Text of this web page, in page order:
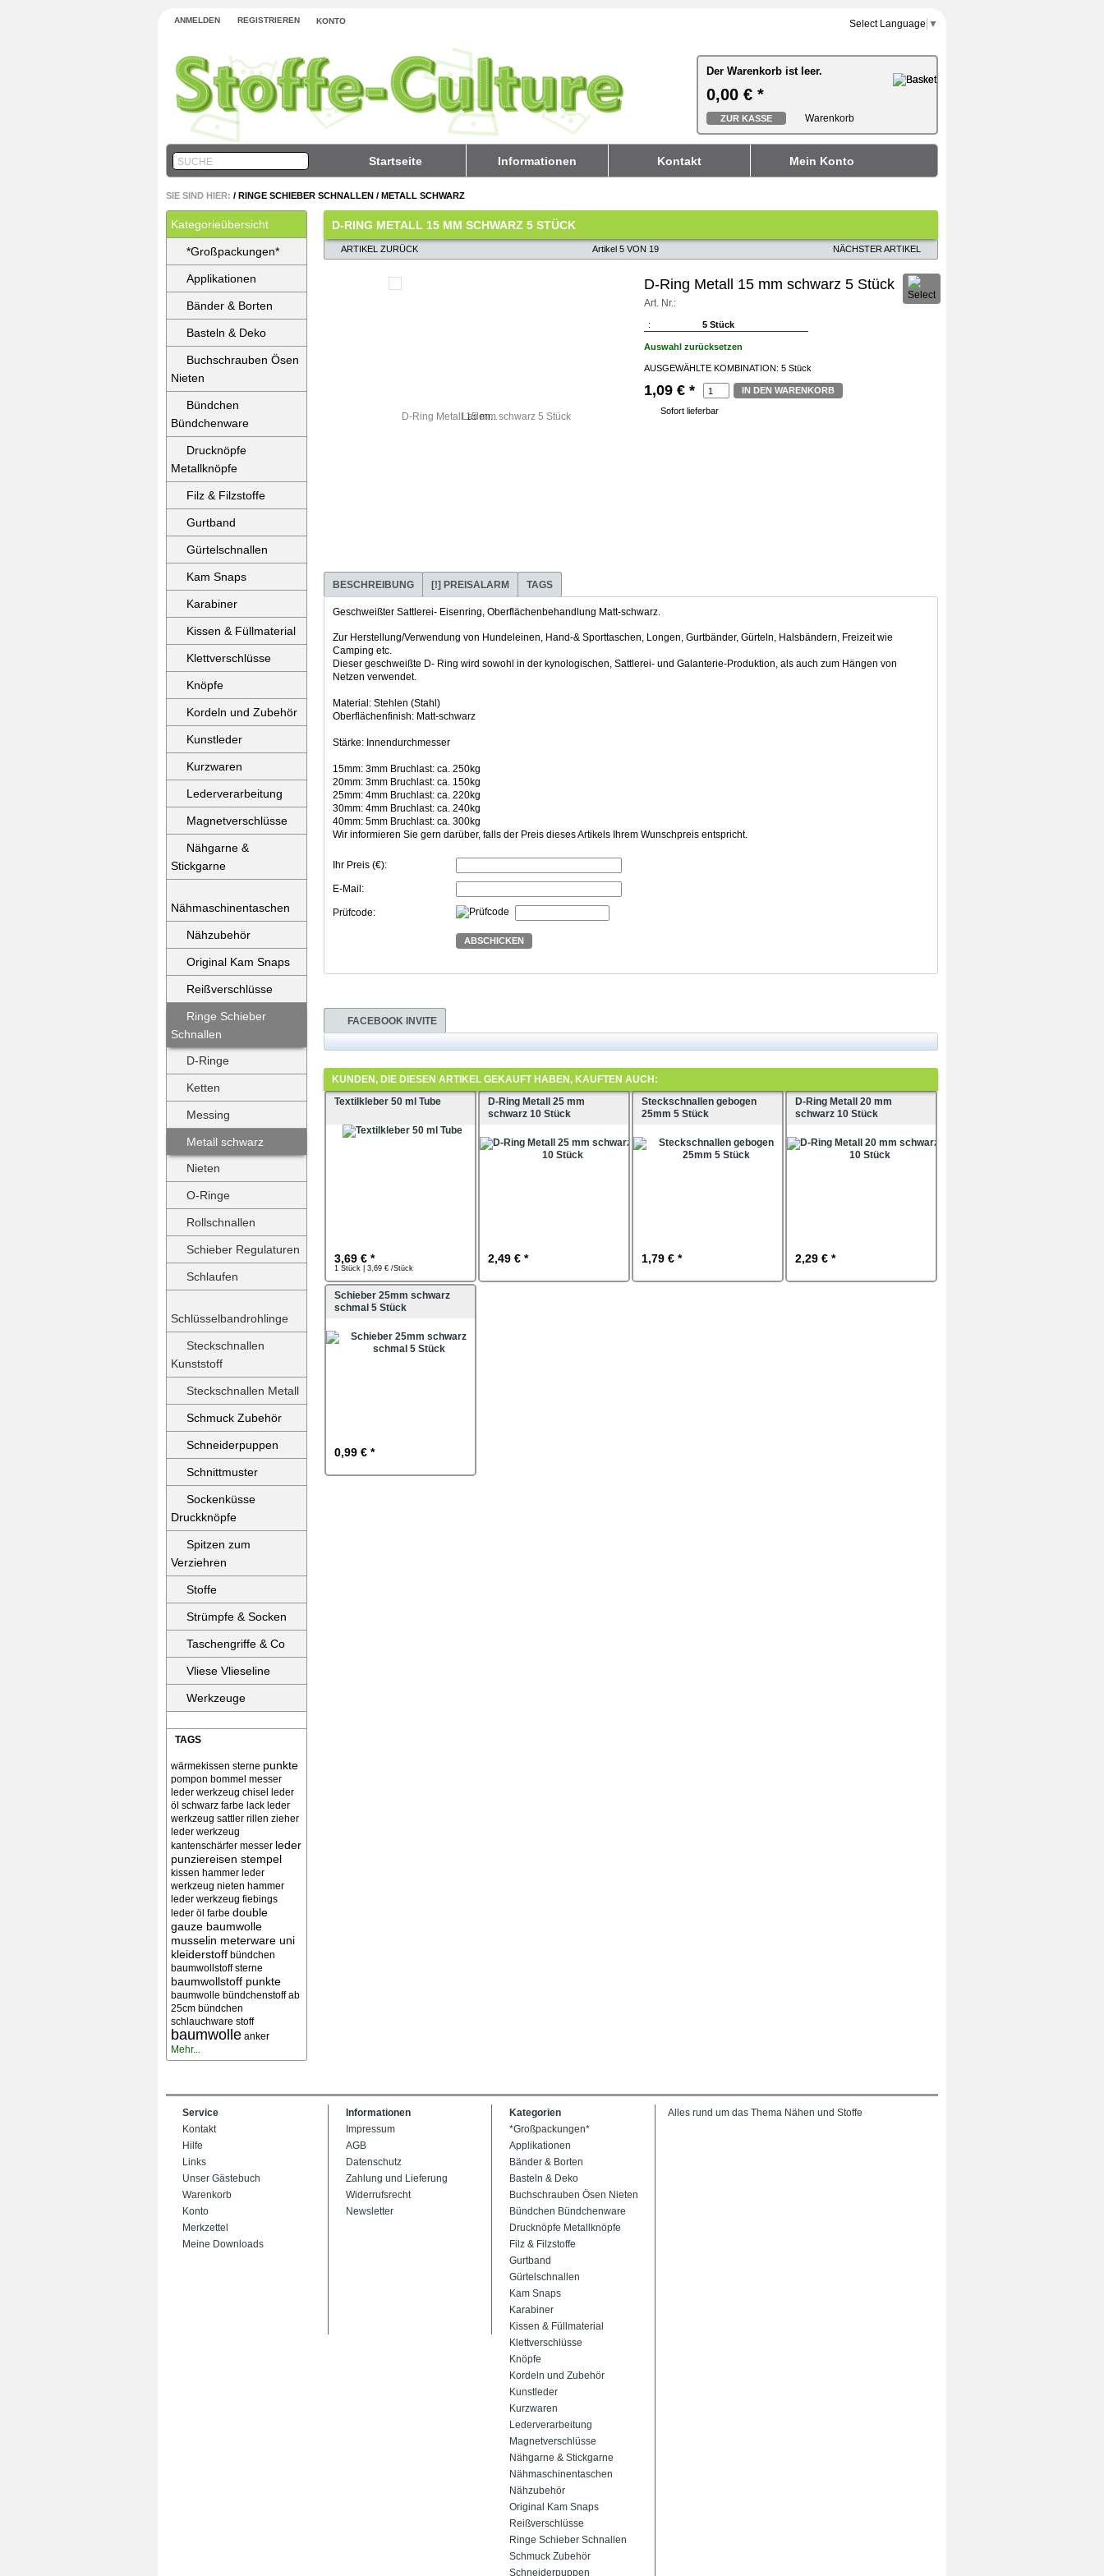
ANMELDEN REGISTRIEREN KONTO
Startseite Informationen Kontakt Mein Konto
Der Warenkorb ist leer.
0,00 € *
ZUR KASSE Warenkorb
Der Warenkorb ist leer.
0,00 € *
ZUR KASSE Warenkorb
SUCHE
Select Language ▼
SIE SIND HIER: / RINGE SCHIEBER SCHNALLEN / METALL SCHWARZ
Kategorieübersicht
*Großpackungen*
Applikationen
Bänder & Borten
Basteln & Deko
Buchschrauben Ösen
Nieten
Bündchen
Bündchenware
Drucknöpfe
Metallknöpfe
Filz & Filzstoffe
Gurtband
Gürtelschnallen
Kam Snaps
Karabiner
Kissen & Füllmaterial
Klettverschlüsse
Knöpfe
Kordeln und Zubehör
Kunstleder
Kurzwaren
Lederverarbeitung
Magnetverschlüsse
Nähgarne &
Stickgarne
Nähmaschinentaschen
Nähzubehör
Original Kam Snaps
Reißverschlüsse
Ringe Schieber
Schnallen
D-Ringe
Ketten
Messing
Metall schwarz
Nieten
O-Ringe
Rollschnallen
Schieber Regulaturen
Schlaufen
Schlüsselbandrohlinge
Steckschnallen
Kunststoff
Steckschnallen Metall
Schmuck Zubehör
Schneiderpuppen
Schnittmuster
Sockenküsse
Druckknöpfe
Spitzen zum
Verziehren
Stoffe
Strümpfe & Socken
Taschengriffe & Co
Vliese Vlieseline
Werkzeuge
TAGS
wärmekissen sterne punkte
pompon bommel messer
leder werkzeug chisel
leder
öl schwarz farbe lack leder
werkzeug sattler rillen zieher
leder werkzeug
kantenschärfer messer leder
punziereisen stempel
kissen hammer leder
werkzeug nieten hammer
leder werkzeug fiebings
leder öl farbe double
gauze baumwolle
musselin meterware uni
kleiderstoff bündchen
baumwollstoff sterne
baumwollstoff punkte
baumwolle bündchenstoff ab
25cm bündchen
schlauchware stoff
baumwolle anker
Mehr...
D-RING METALL 15 MM SCHWARZ 5 STÜCK
ARTIKEL ZURÜCK Artikel 5 VON 19 NÄCHSTER ARTIKEL
Laden...
D-Ring Metall 15 mm schwarz 5 Stück
Art. Nr.:
: 5 Stück
Auswahl zurücksetzen
AUSGEWÄHLTE KOMBINATION: 5 Stück
1,09 € * IN DEN WARENKORB
Sofort lieferbar
BESCHREIBUNG [!] PREISALARM TAGS
Geschweißter Sattlerei- Eisenring, Oberflächenbehandlung Matt-schwarz.
Zur Herstellung/Verwendung von Hundeleinen, Hand-& Sporttaschen, Longen, Gurtbänder, Gürteln, Halsbändern, Freizeit wie
Camping etc.
Dieser geschweißte D- Ring wird sowohl in der kynologischen, Sattlerei- und Galanterie-Produktion, als auch zum Hängen von
Netzen verwendet.
Material: Stehlen (Stahl)
Oberflächenfinish: Matt-schwarz
Stärke: Innendurchmesser
15mm: 3mm Bruchlast: ca. 250kg
20mm: 3mm Bruchlast: ca. 150kg
25mm: 4mm Bruchlast: ca. 220kg
30mm: 4mm Bruchlast: ca. 240kg
40mm: 5mm Bruchlast: ca. 300kg
Wir informieren Sie gern darüber, falls der Preis dieses Artikels Ihrem Wunschpreis entspricht.
Ihr Preis (€):
E-Mail:
Prüfcode:
ABSCHICKEN
FACEBOOK INVITE
KUNDEN, DIE DIESEN ARTIKEL GEKAUFT HABEN, KAUFTEN AUCH:
Textilkleber 50 ml Tube
3,69 € *
1 Stück | 3,69 € /Stück
D-Ring Metall 25 mm
schwarz 10 Stück
2,49 € *
Steckschnallen gebogen
25mm 5 Stück
1,79 € *
D-Ring Metall 20 mm
schwarz 10 Stück
2,29 € *
Schieber 25mm schwarz
schmal 5 Stück
0,99 € *
Service
Kontakt
Hilfe
Links
Unser Gästebuch
Warenkorb
Konto
Merkzettel
Meine Downloads
Informationen
Impressum
AGB
Datenschutz
Zahlung und Lieferung
Widerrufsrecht
Newsletter
Kategorien
*Großpackungen*
Applikationen
Bänder & Borten
Basteln & Deko
Buchschrauben Ösen Nieten
Bündchen Bündchenware
Drucknöpfe Metallknöpfe
Filz & Filzstoffe
Gurtband
Gürtelschnallen
Kam Snaps
Karabiner
Kissen & Füllmaterial
Klettverschlüsse
Knöpfe
Kordeln und Zubehör
Kunstleder
Kurzwaren
Lederverarbeitung
Magnetverschlüsse
Nähgarne & Stickgarne
Nähmaschinentaschen
Nähzubehör
Original Kam Snaps
Reißverschlüsse
Ringe Schieber Schnallen
Schmuck Zubehör
Schneiderpuppen
Alles rund um das Thema Nähen und Stoffe